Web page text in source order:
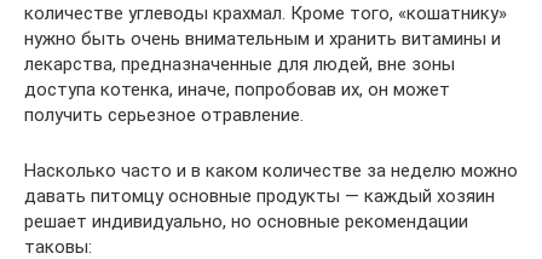
количестве углеводы крахмал. Кроме того, «кошатнику»
нужно быть очень внимательным и хранить витамины и
лекарства, предназначенные для людей, вне зоны
доступа котенка, иначе, попробовав их, он может
получить серьезное отравление.
Насколько часто и в каком количестве за неделю можно
давать питомцу основные продукты — каждый хозяин
решает индивидуально, но основные рекомендации
таковы: